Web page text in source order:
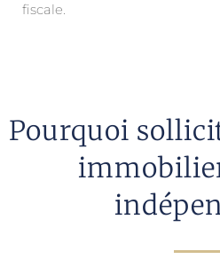
fiscale.
Pourquoi